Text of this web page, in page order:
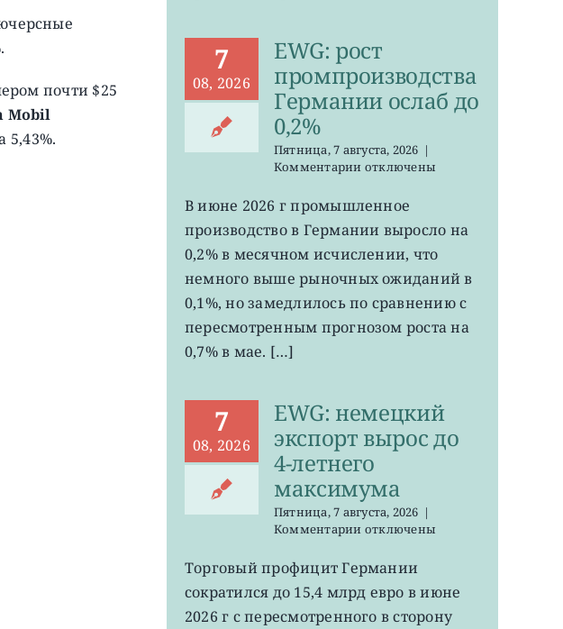
почти $25
Mobil
5,43%.
7
08, 2026
EWG: рост
промпроизводства
Германии ослаб до
0,2%
Пятница, 7 августа, 2026 |
Комментариик
EWG:
рост
промпроизводства
Германии
до
0,2%
отключены
В июне 2026 г промышленное
производство в Германии выросло на
0,2% в месячном исчислении, что
немного выше рыночных ожиданий в
0,1%, но замедлилось по сравнению с
пересмотренным прогнозом роста на
0,7% в мае. […]
7
08, 2026
EWG: немецкий
экспорт вырос до
4-летнего
максимума
Пятница, 7 августа, 2026 |
Комментариик
EWG:
немецкий
экспорт
вырос
отключены
Торговый профицит Германии
сократился до 15,4 млрд евро в июне
2026 г с пересмотренного в сторону